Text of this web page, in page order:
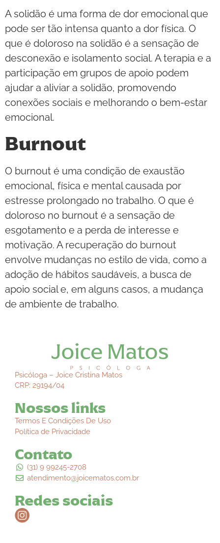
A solidão é uma forma de dor emocional que
pode ser tão intensa quanto a dor física. O
que é doloroso na solidão é a sensação de
desconexão e isolamento social. A terapia e a
participação em grupos de apoio podem
ajudar a aliviar a solidão, promovendo
conexões sociais e melhorando o bem-estar
emocional.
Burnout
O burnout é uma condição de exaustão
emocional, física e mental causada por
estresse prolongado no trabalho. O que é
doloroso no burnout é a sensação de
esgotamento e a perda de interesse e
motivação. A recuperação do burnout
envolve mudanças no estilo de vida, como a
adoção de hábitos saudáveis, a busca de
apoio social e, em alguns casos, a mudança
de ambiente de trabalho.
Psicóloga – Joice Cristina Matos
CRP: 29194/04
Nossos links
Termos E Condições De Uso
Política de Privacidade
Contato
(31) 9 99245-2708
atendimento@joicematos.com.br
Redes sociais